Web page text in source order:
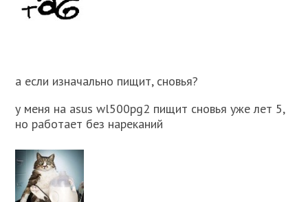
а если изначально пищит, сновья?
у меня на asus wl500pg2 пищит сновья уже лет 5,
но работает без нареканий